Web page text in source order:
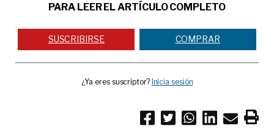
PARA LEER EL ARTÍCULO COMPLETO
SUSCRIBIRSE COMPRAR
¿Ya eres suscriptor? Inicia sesión